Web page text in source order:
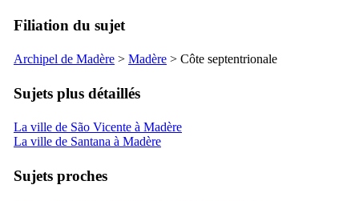
Filiation du sujet
Archipel de Madère > Madère > Côte septentrionale
Sujets plus détaillés
La ville de São Vicente à Madère
La ville de Santana à Madère
Sujets proches